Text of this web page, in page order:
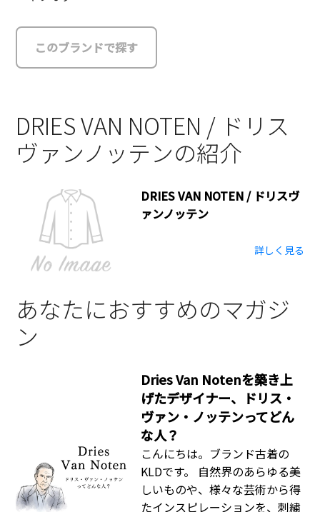
このブランドで探す
DRIES VAN NOTEN / ドリス
ヴァンノッテンの紹介
DRIES VAN NOTEN / ドリスヴ
ァンノッテン
詳しく見る
あなたにおすすめのマガジ
ン
Dries Van Notenを築き上
げたデザイナー、ドリス・
ヴァン・ノッテンってどん
な人？
こんにちは。ブランド古着の
KLDです。 自然界のあらゆる美
しいものや、様々な芸術から得
たインスピレーションを、刺繍